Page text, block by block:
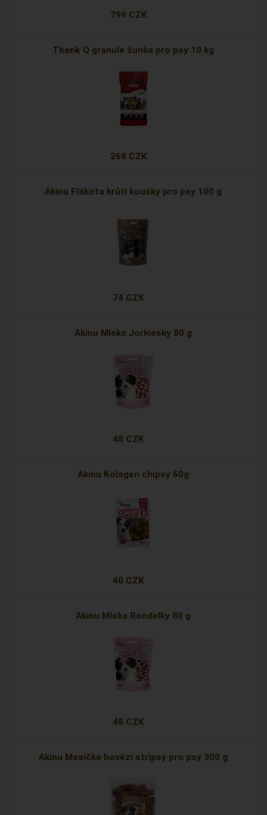
799 CZK
Thank´Q granule šunka pro psy 10 kg
268 CZK
Akinu Flákota krůtí kousky pro psy 100 g
74 CZK
Akinu Mlska Jorkiesky 80 g
48 CZK
Akinu Kolagen chipsy 60g
40 CZK
Akinu Mlska Rondelky 80 g
48 CZK
Akinu Masíčka hovězí stripsy pro psy 300 g